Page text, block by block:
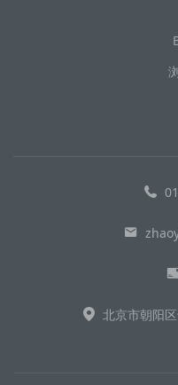
北京市朝阳